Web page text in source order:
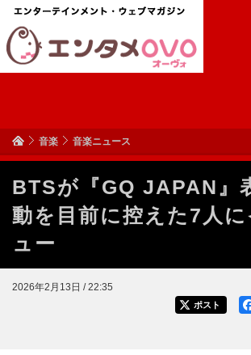
音楽 音楽ニュース
BTSが『GQ JAPAN』
動を目前に控えた7人
ュー
2026年2月13日 / 22:35
ポスト